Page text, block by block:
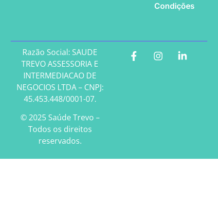
Condições
Razão Social: SAUDE
TREVO ASSESSORIA E
INTERMEDIACAO DE
NEGOCIOS LTDA – CNPJ:
45.453.448/0001-07.
© 2025 Saúde Trevo –
Todos os direitos
reservados.